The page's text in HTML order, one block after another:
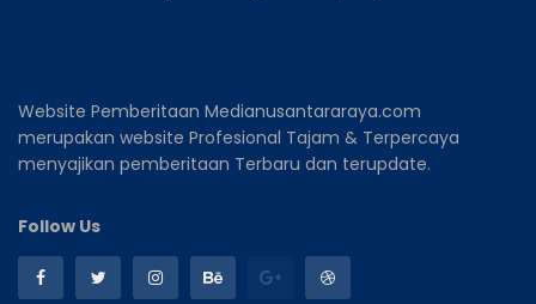
Website Pemberitaan Medianusantararaya.com
merupakan website Profesional Tajam & Terpercaya
menyajikan pemberitaan Terbaru dan terupdate.
Follow Us